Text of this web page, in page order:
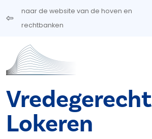
Overslaan en naar de inhoud gaan
naar de website van de hoven en
rechtbanken
Vredegerecht
Lokeren